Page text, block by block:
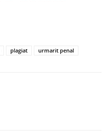
plagiat urmarit penal